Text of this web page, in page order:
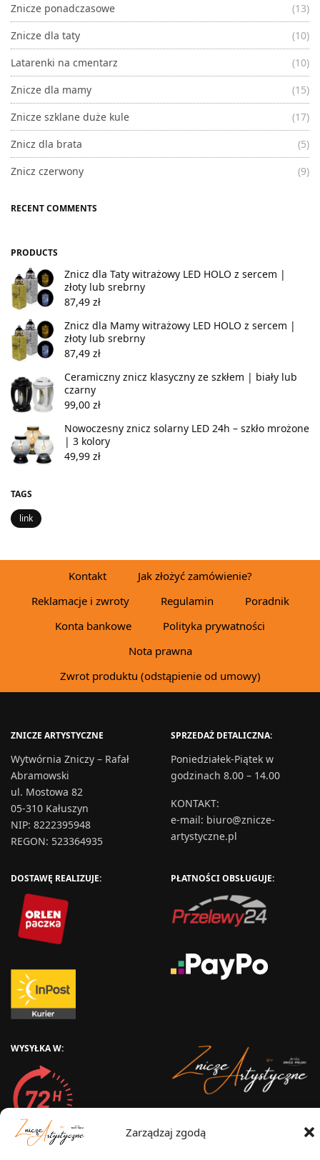
Zarządzaj zgodą
Znicze ponadczasowe
(13)
Znicze dla taty
(10)
Latarenki na cmentarz
(10)
Znicze dla mamy
(15)
Znicze szklane duże kule
(17)
Znicz dla brata
(5)
Znicz czerwony
(9)
RECENT COMMENTS
PRODUCTS
Znicz dla Taty witrażowy LED HOLO z sercem |
złoty lub srebrny
87,49 zł
Znicz dla Mamy witrażowy LED HOLO z sercem |
złoty lub srebrny
87,49 zł
Ceramiczny znicz klasyczny ze szkłem | biały lub
czarny
99,00 zł
Nowoczesny znicz solarny LED 24h – szkło mrożone
| 3 kolory
49,99 zł
TAGS
link
Kontakt
Jak złożyć zamówienie?
Reklamacje i zwroty
Regulamin
Poradnik
Konta bankowe
Polityka prywatności
Nota prawna
Zwrot produktu (odstąpienie od umowy)
ZNICZE ARTYSTYCZNE
Wytwórnia Zniczy – Rafał
Abramowski
ul. Mostowa 82
05-310 Kałuszyn
NIP: 8222395948
REGON: 523364935
SPRZEDAŻ DETALICZNA:
Poniedziałek-Piątek w
godzinach 8.00 – 14.00
KONTAKT:
e-mail: biuro@znicze-
artystyczne.pl
DOSTAWĘ REALIZUJE: PŁATNOŚCI OBSŁUGUJE:
WYSYŁKA W:
Wytwórnia Zniczy